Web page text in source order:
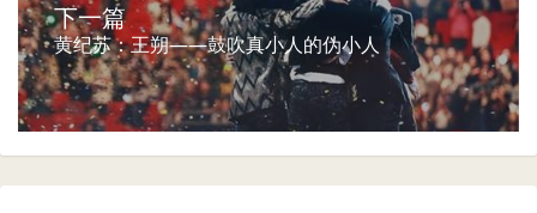
下一篇
黄纪苏：王朔——鼓吹真小人的伪小人